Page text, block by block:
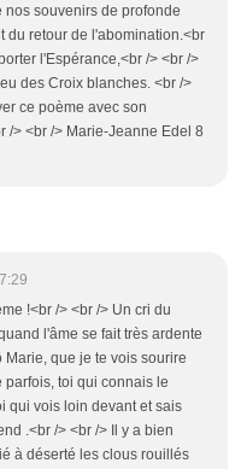
nos souvenirs de profonde
du retour de l'abomination.<br
l'Espérance,<br /> <br />
des Croix blanches. <br />
ce poème avec son
/> <br /> Marie-Jeanne Edel 8
!<br /> <br /> Un cri du
l'âme se fait très ardente
Marie, que je te vois sourire
toi qui connais le
qui vois loin devant et sais
.<br /> <br /> Il y a bien
à déserté les clous rouillés